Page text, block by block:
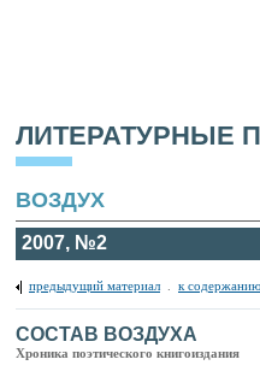
ЛИТЕРАТУРНЫЕ
ВОЗДУХ
2007, №2
предыдущий материал к
СОСТАВ ВОЗДУХА
Хроника поэтического книгоиздания